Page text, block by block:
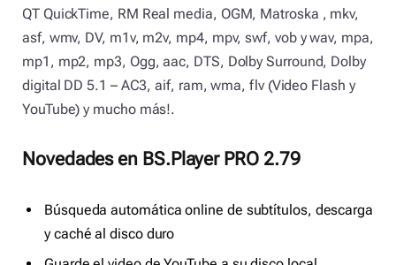
QT QuickTime, RM Real media, OGM, Matroska , mkv,
asf, wmv, DV, m1v, m2v, mp4, mpv, swf, vob y wav, mpa,
mp1, mp2, mp3, Ogg, aac, DTS, Dolby Surround, Dolby
digital DD 5.1 – AC3, aif, ram, wma, flv (Video Flash y
YouTube) y mucho más!.
Novedades en BS.Player PRO 2.79
Búsqueda automática online de subtítulos, descarga
y caché al disco duro